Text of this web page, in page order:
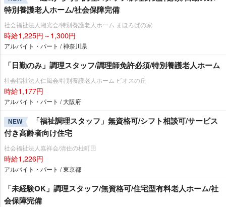
特別養護老人ホーム/社会保障完備
社会福祉法人湘光会/特別養護老人ホーム まほろばの家
時給1,225円～1,300円
アルバイト・パート / 神奈川県
「日勤のみ」調理スタッフ/調理師免許必須/特別養護老人ホーム
社会福祉法人仁風会/特別養護老人ホーム ビオスの丘
時給1,177円
アルバイト・パート / 大阪府
NEW
「福祉調理スタッフ」無資格可/シフト相談可/サービス
付き高齢者向け住宅
社会福祉法人嘉祥会/清住の杜町田
時給1,226円
アルバイト・パート / 東京都
「未経験OK」調理スタッフ/無資格可/住宅型有料老人ホーム/社
会保障完備